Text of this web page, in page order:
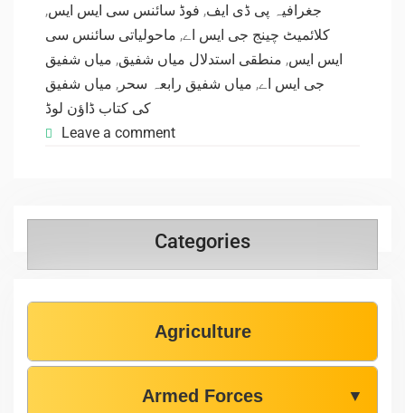
جغرافیہ پی ڈی ایف, فوڈ سائنس سی ایس ایس,
کلائمیٹ چینج جی ایس اے, ماحولیاتی سائنس سی
ایس ایس, منطقی استدلال میاں شفیق, میاں شفیق
جی ایس اے, میاں شفیق رابعہ سحر , میاں شفیق
کی کتاب ڈاؤن لوڈ
Leave a comment
Categories
Agriculture
Armed Forces ▼